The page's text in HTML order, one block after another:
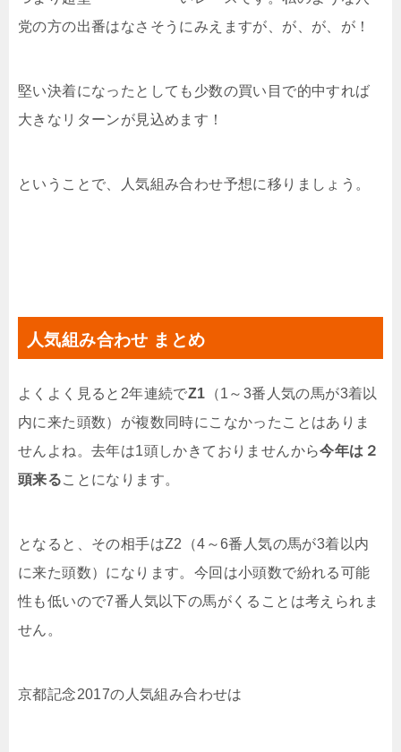
党の方の出番はなさそうにみえますが、が、が、が！
堅い決着になったとしても少数の買い目で的中すれば
大きなリターンが見込めます！
ということで、人気組み合わせ予想に移りましょう。
人気組み合わせ まとめ
よくよく見ると2年連続でZ1 （1～3番人気の馬が3着以
内に来た頭数）が複数同時にこなかったことはありま
せんよね。去年は1頭しかきておりませんから今年は２
頭来ることになります。
となると、その相手はZ2（4～6番人気の馬が3着以内
に来た頭数）になります。今回は小頭数で紛れる可能
性も低いので7番人気以下の馬がくることは考えられま
せん。
京都記念2017の人気組み合わせは